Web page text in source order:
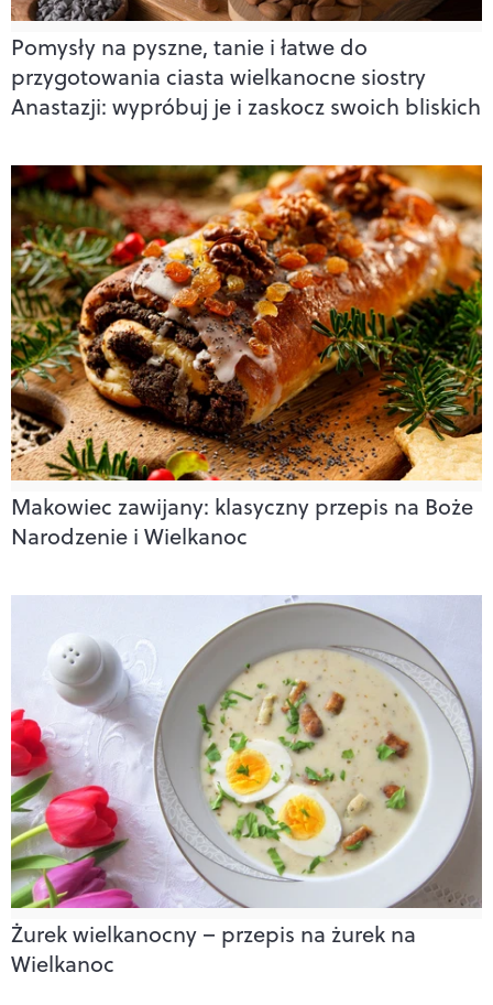
Pomysły na pyszne, tanie i łatwe do
przygotowania ciasta wielkanocne siostry
Anastazji: wypróbuj je i zaskocz swoich bliskich
Makowiec zawijany: klasyczny przepis na Boże
Narodzenie i Wielkanoc
Żurek wielkanocny – przepis na żurek na
Wielkanoc